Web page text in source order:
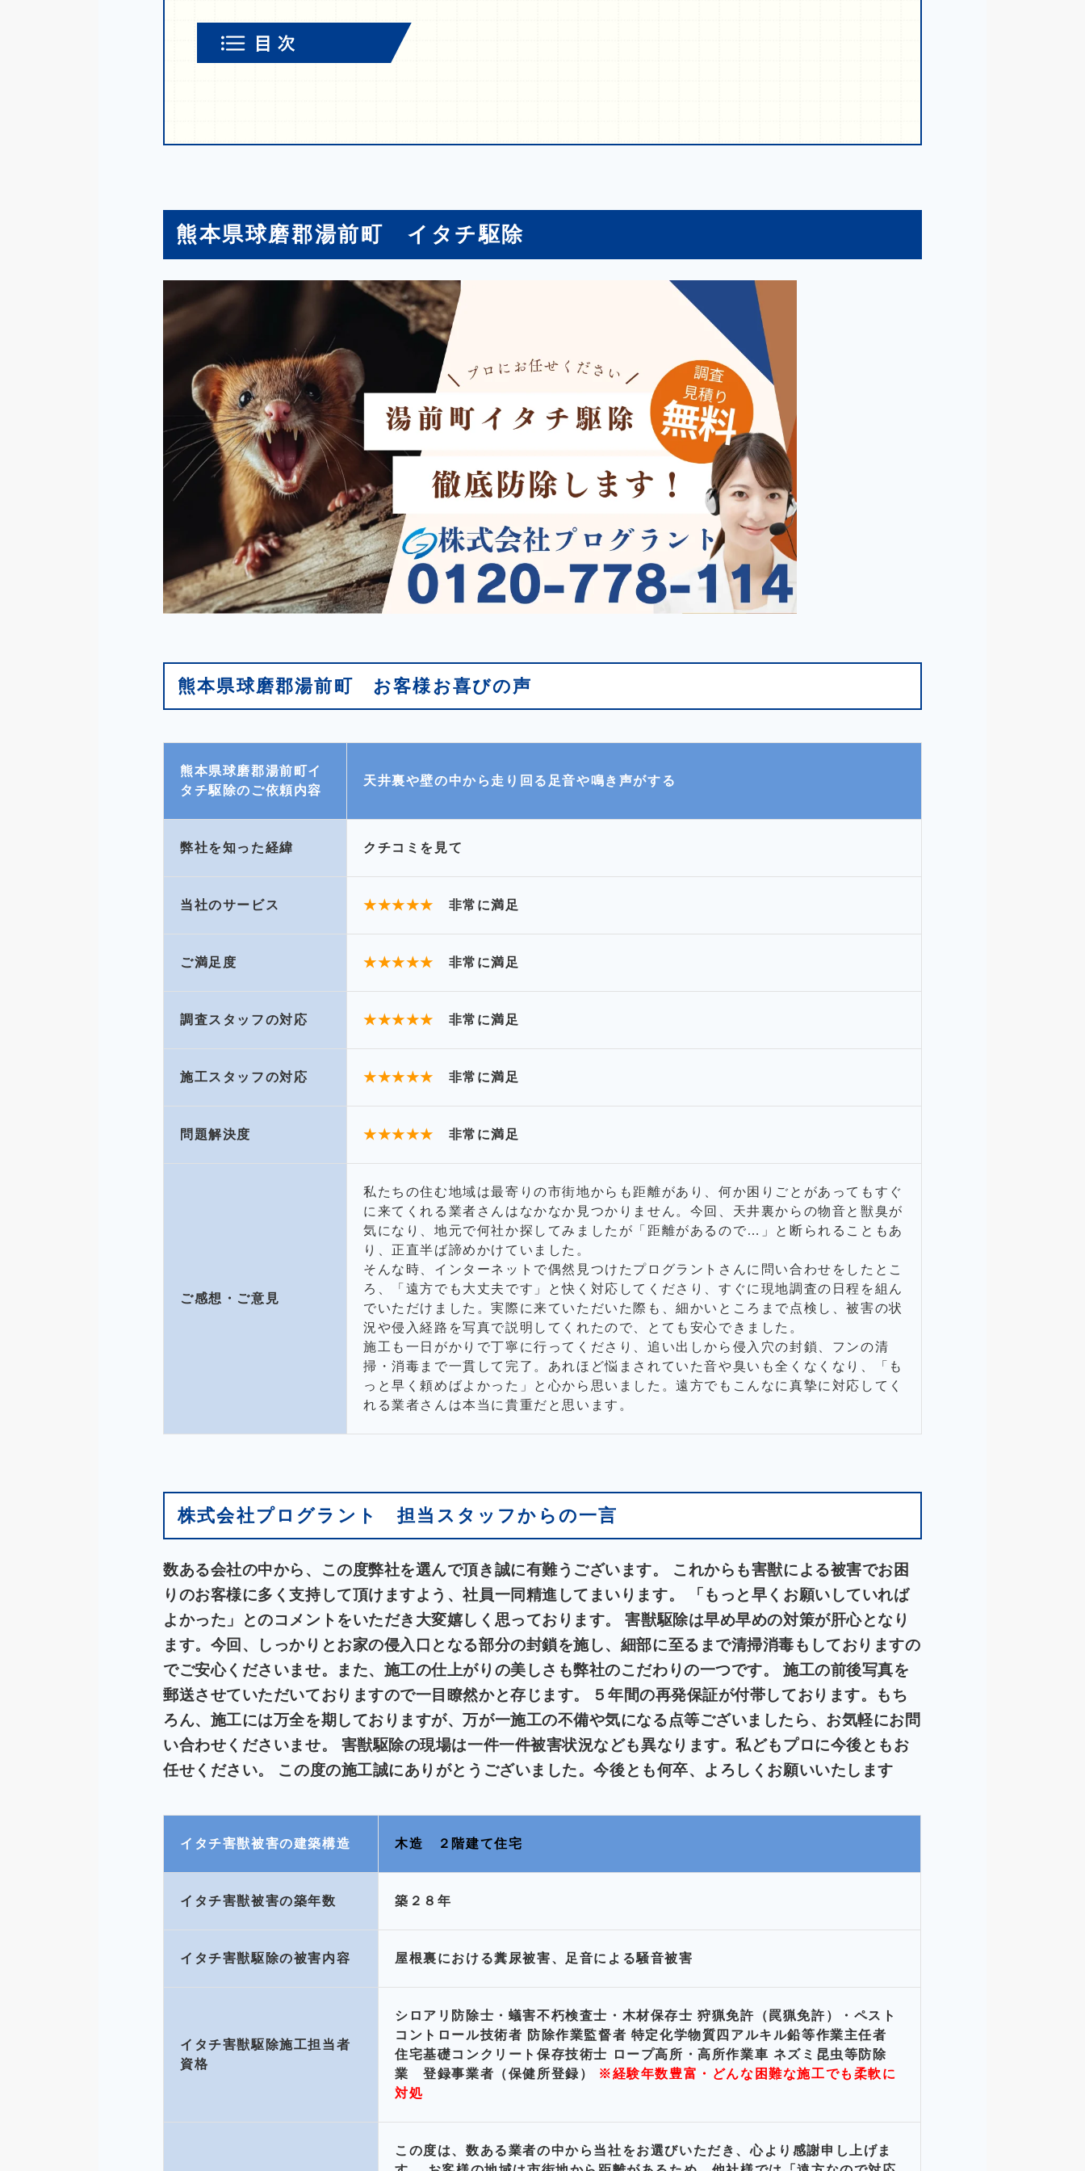
熊本県球磨郡湯前町 イタチ駆除
熊本県球磨郡湯前町 お客様お喜びの声
熊本県球磨郡湯前町イ
タチ駆除のご依頼内容
天井裏や壁の中から走り回る足音や鳴き声がする
弊社を知った経緯 クチコミを見て
当社のサービス ★★★★★ 非常に満足
ご満足度 ★★★★★ 非常に満足
調査スタッフの対応 ★★★★★ 非常に満足
施工スタッフの対応 ★★★★★ 非常に満足
問題解決度 ★★★★★ 非常に満足
ご感想・ご意見
私たちの住む地域は最寄りの市街地からも距離があり、何か困りごとがあってもすぐ
に来てくれる業者さんはなかなか見つかりません。今回、天井裏からの物音と獣臭が
気になり、地元で何社か探してみましたが「距離があるので…」と断られることもあ
り、正直半ば諦めかけていました。
そんな時、インターネットで偶然見つけたプログラントさんに問い合わせをしたとこ
ろ、「遠方でも大丈夫です」と快く対応してくださり、すぐに現地調査の日程を組ん
でいただけました。実際に来ていただいた際も、細かいところまで点検し、被害の状
況や侵入経路を写真で説明してくれたので、とても安心できました。
施工も一日がかりで丁寧に行ってくださり、追い出しから侵入穴の封鎖、フンの清
掃・消毒まで一貫して完了。あれほど悩まされていた音や臭いも全くなくなり、「も
っと早く頼めばよかった」と心から思いました。遠方でもこんなに真摯に対応してく
れる業者さんは本当に貴重だと思います。
株式会社プログラント 担当スタッフからの一言
数ある会社の中から、この度弊社を選んで頂き誠に有難うございます。 これからも害獣による被害でお困
りのお客様に多く支持して頂けますよう、社員一同精進してまいります。 「もっと早くお願いしていれば
よかった」とのコメントをいただき大変嬉しく思っております。 害獣駆除は早め早めの対策が肝心となり
ます。今回、しっかりとお家の侵入口となる部分の封鎖を施し、細部に至るまで清掃消毒もしておりますの
でご安心くださいませ。また、施工の仕上がりの美しさも弊社のこだわりの一つです。 施工の前後写真を
郵送させていただいておりますので一目瞭然かと存じます。
５年間の再発保証が付帯しております。もち
ろん、施工には万全を期しておりますが、万が一施工の不備や気になる点等ございましたら、お気軽にお問
い合わせくださいませ。 害獣駆除の現場は一件一件被害状況なども異なります。私どもプロに今後ともお
任せください。 この度の施工誠にありがとうございました。今後とも何卒、よろしくお願いいたします
イタチ害獣被害の建築構造 木造 ２階建て住宅
イタチ害獣被害の築年数 築２８年
イタチ害獣駆除の被害内容 屋根裏における糞尿被害、足音による騒音被害
イタチ害獣駆除施工担当者
資格
シロアリ防除士・蟻害不朽検査士・木材保存士 狩猟免許（罠猟免許）・ペスト
コントロール技術者 防除作業監督者 特定化学物質四アルキル鉛等作業主任者
住宅基礎コンクリート保存技術士 ロープ高所・高所作業車 ネズミ昆虫等防除
業 登録事業者（保健所登録）
※経験年数豊富・どんな困難な施工でも柔軟に
対処
この度は、数ある業者の中から当社をお選びいただき、心より感謝申し上げま